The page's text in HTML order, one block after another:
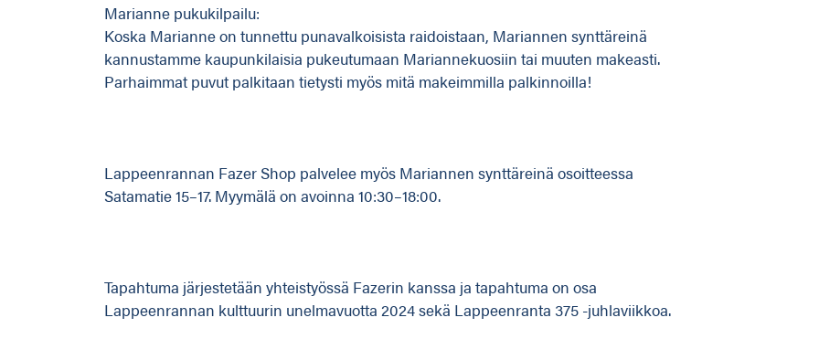
Marianne pukukilpailu:
Koska Marianne on tunnettu punavalkoisista raidoistaan, Mariannen synttäreinä
kannustamme kaupunkilaisia pukeutumaan Mariannekuosiin tai muuten makeasti.
Parhaimmat puvut palkitaan tietysti myös mitä makeimmilla palkinnoilla!
Lappeenrannan Fazer Shop palvelee myös Mariannen synttäreinä osoitteessa
Satamatie 15–17. Myymälä on avoinna 10:30–18:00.
Tapahtuma järjestetään yhteistyössä Fazerin kanssa ja tapahtuma on osa
Lappeenrannan kulttuurin unelmavuotta 2024 sekä Lappeenranta 375 -juhlaviikkoa.